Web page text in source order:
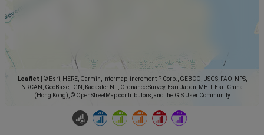
Leaflet
© Esri, HERE, Garmin, Intermap, increment P Corp., GEBCO, USGS, FAO, NPS,
NRCAN, GeoBase, IGN, Kadaster NL, Ordnance Survey, Esri Japan, METI, Esri China
(Hong Kong), © OpenStreetMap contributors, and the GIS User Community